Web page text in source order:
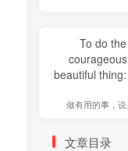
To do
beautiful
做有用的事，
文章目录